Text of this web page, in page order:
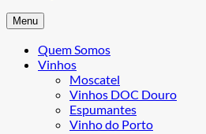
Menu
Quem Somos
Vinhos
Moscatel
Vinhos DOC Douro
Espumantes
Vinho do Porto